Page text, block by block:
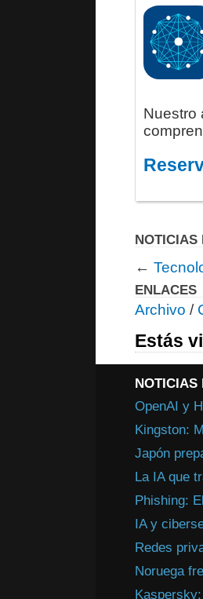
Nuestro
NOTICIAS
←
ENLACES
Archivo /
Estás
NOTICIAS
OpenAI y
Kingston:
Japón
La IA que
Phishing:
IA y
Redes
Noruega